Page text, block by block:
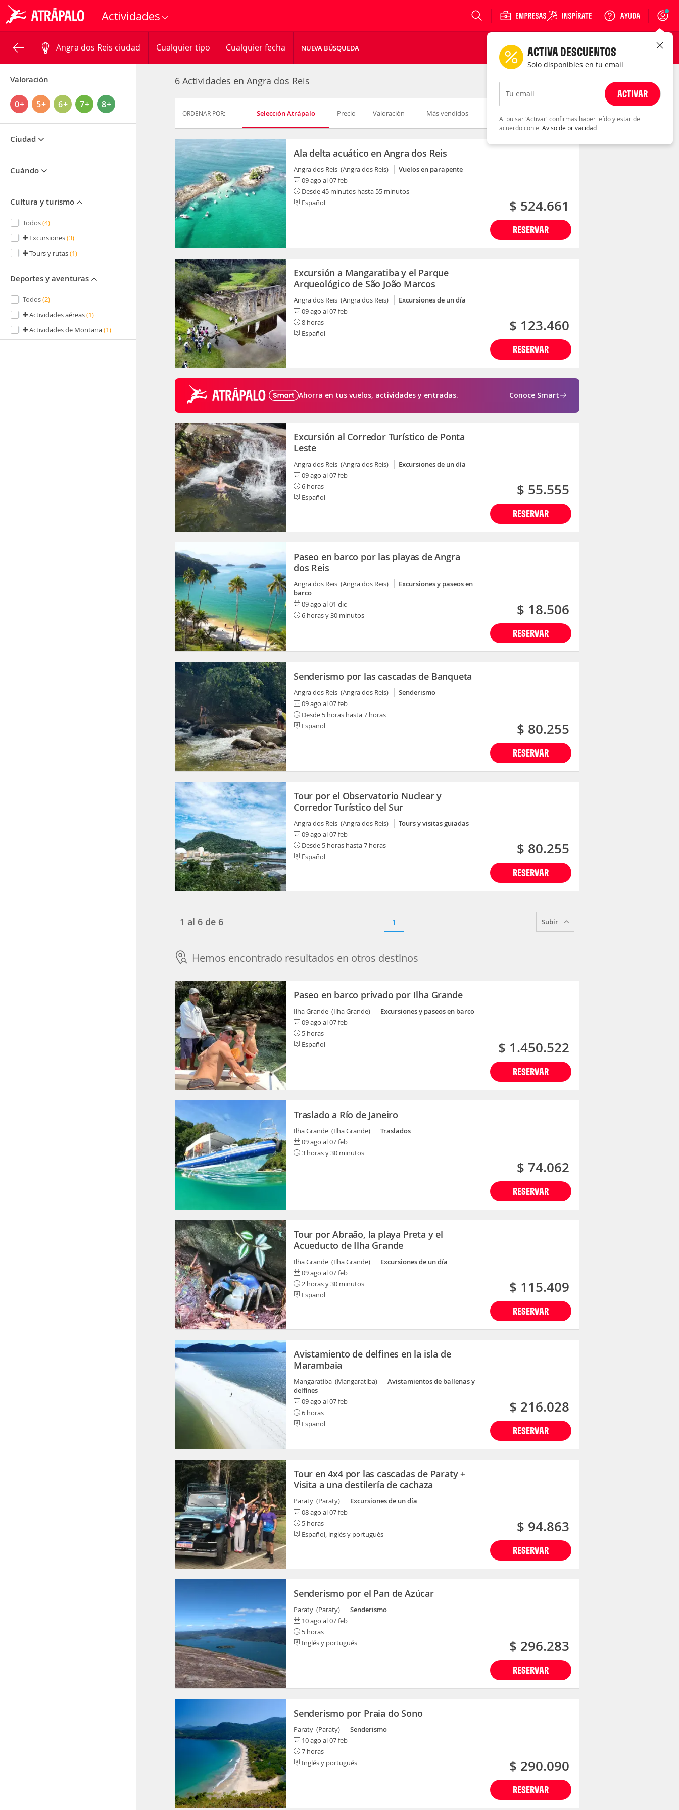
Actividades Login
Angra dos Reis ciudad Cualquier tipo Cualquier fecha NUEVA BÚSQUEDA
Valoración
0+ 5+ 6+ 7+ 8+
Ciudad
Cuándo
Cultura y turismo
Todos(4)
Excursiones(3)
Tours y rutas(1)
Deportes y aventuras
Todos(2)
Actividades aéreas(1)
Actividades de Montaña(1)
6 Actividades en Angra dos Reis
ORDENAR POR: Selección Atrápalo Precio Valoración Más vendidos
Ala delta acuático en Angra dos Reis
Angra dos Reis (Angra dos Reis)
Vuelos en parapente
09 ago al 07 feb
Desde 45 minutos hasta 55 minutos
Español
RESERVAR
$ 524.661
Excursión a Mangaratiba y el Parque
Arqueológico de São João Marcos
Angra dos Reis (Angra dos Reis)
Excursiones de un día
09 ago al 07 feb
8 horas
Español
RESERVAR
$ 123.460
Ahorra en tus vuelos, actividades y entradas. Conoce Smart
Excursión al Corredor Turístico de Ponta
Leste
Angra dos Reis (Angra dos Reis)
Excursiones de un día
09 ago al 07 feb
6 horas
Español
RESERVAR
$ 55.555
Paseo en barco por las playas de Angra
dos Reis
Angra dos Reis (Angra dos Reis)
Excursiones y paseos en
barco
09 ago al 01 dic
6 horas y 30 minutos
RESERVAR
$ 18.506
Senderismo por las cascadas de Banqueta
Angra dos Reis (Angra dos Reis)
Senderismo
09 ago al 07 feb
Desde 5 horas hasta 7 horas
Español
RESERVAR
$ 80.255
Tour por el Observatorio Nuclear y
Corredor Turístico del Sur
Angra dos Reis (Angra dos Reis)
Tours y visitas guiadas
09 ago al 07 feb
Desde 5 horas hasta 7 horas
Español
RESERVAR
$ 80.255
1 al 6 de 6 1 Subir
Hemos encontrado resultados en otros destinos
Paseo en barco privado por Ilha Grande
Ilha Grande (Ilha Grande)
Excursiones y paseos en barco
09 ago al 07 feb
5 horas
Español
RESERVAR
$ 1.450.522
Traslado a Río de Janeiro
Ilha Grande (Ilha Grande)
Traslados
09 ago al 07 feb
3 horas y 30 minutos
RESERVAR
$ 74.062
Tour por Abraão, la playa Preta y el
Acueducto de Ilha Grande
Ilha Grande (Ilha Grande)
Excursiones de un día
09 ago al 07 feb
2 horas y 30 minutos
Español
RESERVAR
$ 115.409
Avistamiento de delfines en la isla de
Marambaia
Mangaratiba (Mangaratiba)
Avistamientos de ballenas y
delfines
09 ago al 07 feb
6 horas
Español
RESERVAR
$ 216.028
Tour en 4x4 por las cascadas de Paraty +
Visita a una destilería de cachaza
Paraty (Paraty)
Excursiones de un día
08 ago al 07 feb
5 horas
Español, inglés y portugués
RESERVAR
$ 94.863
Senderismo por el Pan de Azúcar
Paraty (Paraty)
Senderismo
10 ago al 07 feb
5 horas
Inglés y portugués
RESERVAR
$ 296.283
Senderismo por Praia do Sono
Paraty (Paraty)
Senderismo
10 ago al 07 feb
7 horas
Inglés y portugués
RESERVAR
$ 290.090
ACTIVA DESCUENTOS
Solo disponibles en tu email
Tu email ACTIVAR
Al pulsar 'Activar' confirmas haber leído y estar de
acuerdo con el Aviso de privacidad